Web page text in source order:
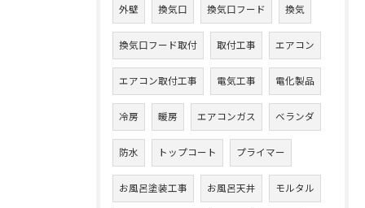
外壁 換気口 換気口フード 換気
換気口フード取付 取付工事 エアコン
エアコン取付工事 電気工事 電化製品
冷房 暖房 エアコンガス ベランダ
防水 トップコート プライマー
お風呂塗装工事 お風呂天井 モルタル